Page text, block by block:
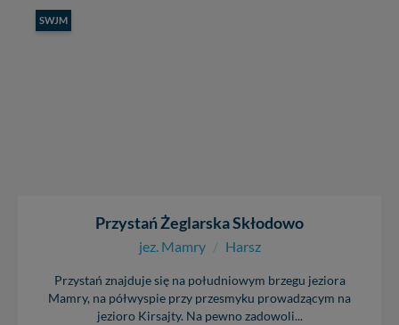
SWJM
Przystań Żeglarska Skłodowo
jez. Mamry / Harsz
Przystań znajduje się na południowym brzegu jeziora
Mamry, na półwyspie przy przesmyku prowadzącym na
jezioro Kirsajty. Na pewno zadowoli...